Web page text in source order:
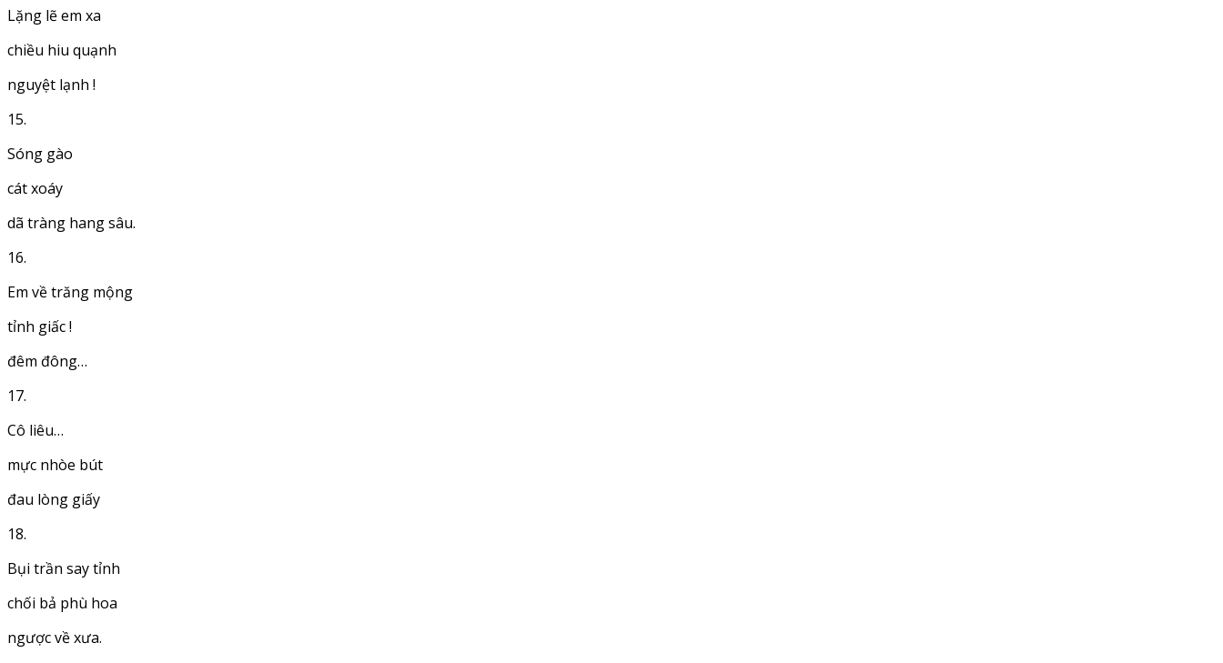
Lặng lẽ em xa
chiều hiu quạnh
nguyệt lạnh !
15.
Sóng gào
cát xoáy
dã tràng hang sâu.
16.
Em về trăng mộng
tỉnh giấc !
đêm đông…
17.
Cô liêu…
mực nhòe bút
đau lòng giấy
18.
Bụi trần say tỉnh
chối bả phù hoa
ngược về xưa.